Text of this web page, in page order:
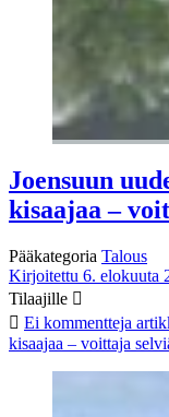
Joensuun
kisaajaa –
Pääkategoria Talous
Kirjoitettu 6. elokuuta
Tilaajille
Ei kommentteja
kisaajaa – voittaja